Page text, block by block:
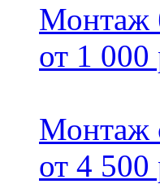
Монтаж
от 1 000
Монтаж
от 4 500